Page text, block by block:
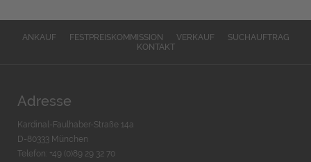
ANKAUF FESTPREISKOMMISSION VERKAUF
SUCHAUFTRAG
KONTAKT
Adresse
Kardinal-Faulhaber-Straße 14a
D-80333 München
Telefon: +49 (0)89 29 32 70